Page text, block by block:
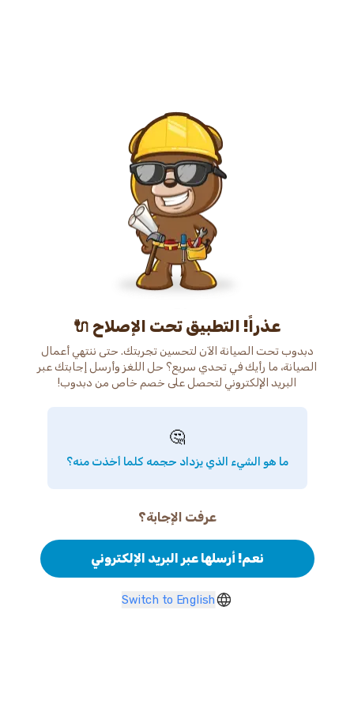
عذراً! التطبيق تحت الإصلاح 🔌
دبدوب تحت الصيانة الآن لتحسين تجربتك. حتى ننتهي أعمال
الصيانة، ما رأيك في تحدي سريع؟ حل اللغز وأرسل إجابتك عبر
البريد الإلكتروني لتحصل على خصم خاص من دبدوب!
🤔
ما هو الشيء الذي يزداد حجمه كلما أخذت منه؟
عرفت الإجابة؟
نعم! أرسلها عبر البريد الإلكتروني
Switch to English